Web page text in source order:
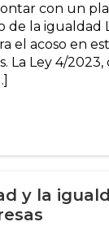
con un
de la igualdad
el acoso en
La Ley 4/
y la